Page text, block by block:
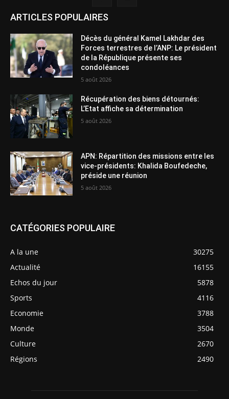
ARTICLES POPULAIRES
Décès du général Kamel Lakhdar des
Forces terrestres de l’ANP: Le président
de la République présente ses
condoléances
5 août 2026
Récupération des biens détournés:
L’Etat affiche sa détermination
5 août 2026
APN: Répartition des missions entre les
vice-présidents: Khalida Boufedeche,
préside une réunion
5 août 2026
CATÉGORIES POPULAIRE
A la une
30275
Actualité
16155
Echos du jour
5878
Sports
4116
Economie
3788
Monde
3504
Culture
2670
Régions
2490